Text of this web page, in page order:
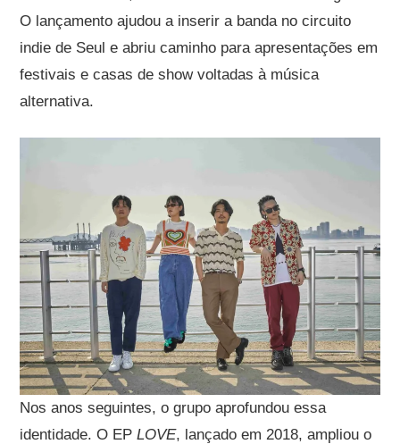
O lançamento ajudou a inserir a banda no circuito
indie de Seul e abriu caminho para apresentações em
festivais e casas de show voltadas à música
alternativa.
Nos anos seguintes, o grupo aprofundou essa
identidade. O EPLOVE, lançado em 2018, ampliou o